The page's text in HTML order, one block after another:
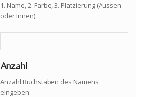
1. Name, 2. Farbe, 3. Platzierung (Aussen
oder Innen)
Anzahl
Anzahl Buchstaben des Namens
eingeben